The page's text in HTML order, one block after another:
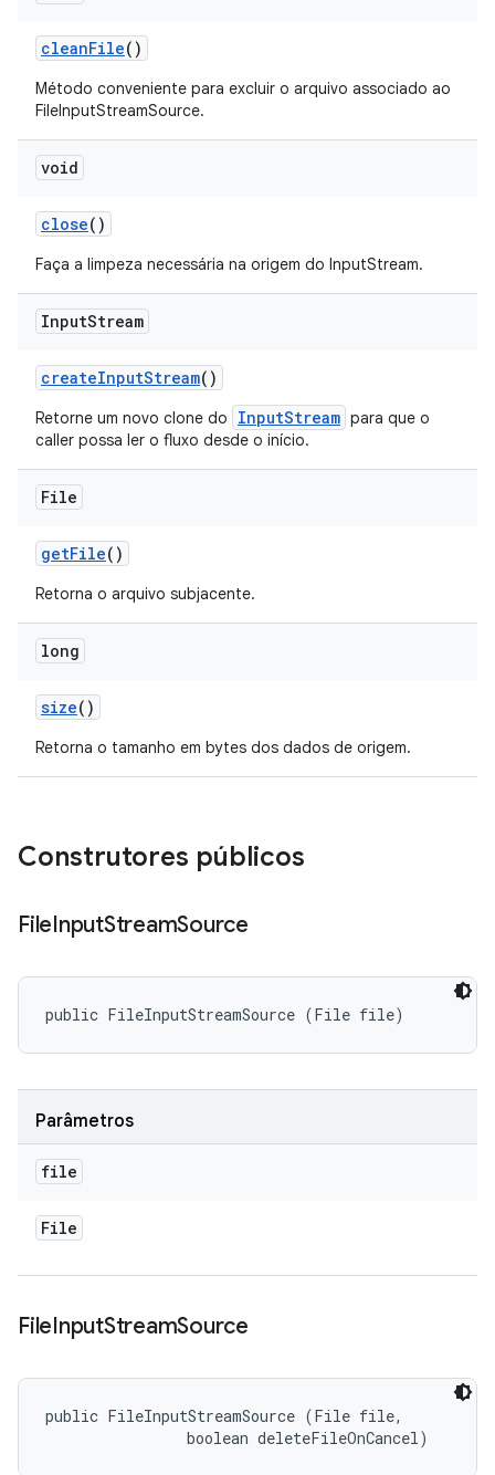
cleanFile()
Método conveniente para excluir o arquivo associado ao
FileInputStreamSource.
void
close()
Faça a limpeza necessária na origem do InputStream.
InputStream
createInputStream()
Retorne um novo clone do InputStream para que o
caller possa ler o fluxo desde o início.
File
getFile()
Retorna o arquivo subjacente.
long
size()
Retorna o tamanho em bytes dos dados de origem.
Construtores públicos
FileInputStreamSource
public FileInputStreamSource (File file)
Parâmetros
file
File
FileInputStreamSource
public FileInputStreamSource (File file,
                boolean deleteFileOnCancel)